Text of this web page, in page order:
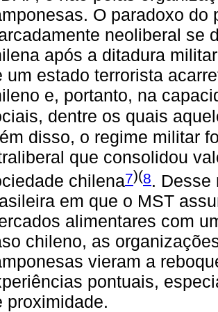
O paradoxo
neoliberal se
após a ditadura
um estado terrorista
e, portanto, na
dentre os quais
disso, o regime militar
que consolidou
chilena7)(8. Desse
em que o MST
alimentares com
chileno, as
vieram a
pontuais,
proximidade.